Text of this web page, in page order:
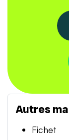
Autres
Fichet